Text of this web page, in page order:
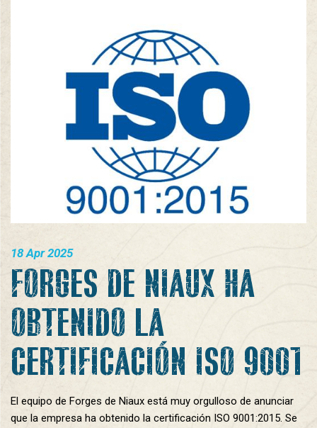
18 Apr 2025
FORGES DE NIAUX HA
OBTENIDO LA
CERTIFICACIÓN ISO 9001
El equipo de Forges de Niaux está muy orgulloso de anunciar
que la empresa ha obtenido la certificación ISO 9001:2015. Se